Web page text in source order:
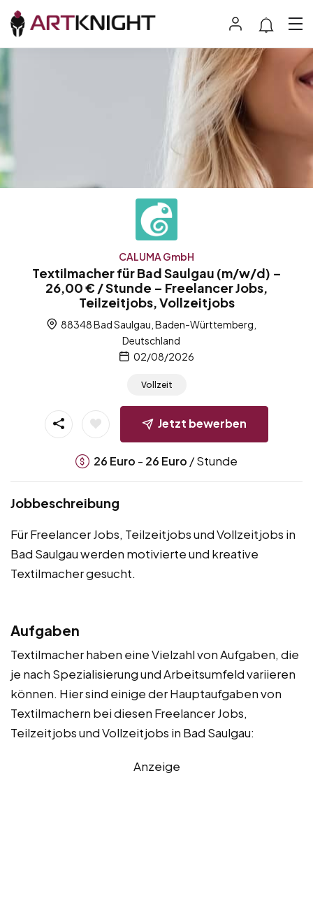
CALUMA GmbH
Textilmacher für Bad Saulgau (m/w/d) –
26,00 € / Stunde – Freelancer Jobs,
Teilzeitjobs, Vollzeitjobs
88348 Bad Saulgau, Baden-Württemberg,
Deutschland
02/08/2026
Vollzeit
Jetzt bewerben
26 Euro - 26 Euro / Stunde
Jobbeschreibung
Für Freelancer Jobs, Teilzeitjobs und Vollzeitjobs in
Bad Saulgau werden motivierte und kreative
Textilmacher gesucht.
Aufgaben
Textilmacher haben eine Vielzahl von Aufgaben, die
je nach Spezialisierung und Arbeitsumfeld variieren
können. Hier sind einige der Hauptaufgaben von
Textilmachern bei diesen Freelancer Jobs,
Teilzeitjobs und Vollzeitjobs in Bad Saulgau:
Anzeige